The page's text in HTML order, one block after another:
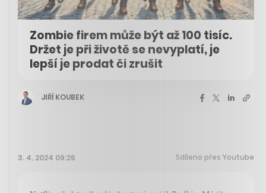
Zombie firem může být až 100 tisíc.
Držet je při životě se nevyplatí, je
lepší je prodat či zrušit
JIŘÍ KOUBEK
3. 4. 2024 09:26 Sdíleno přes Youtube